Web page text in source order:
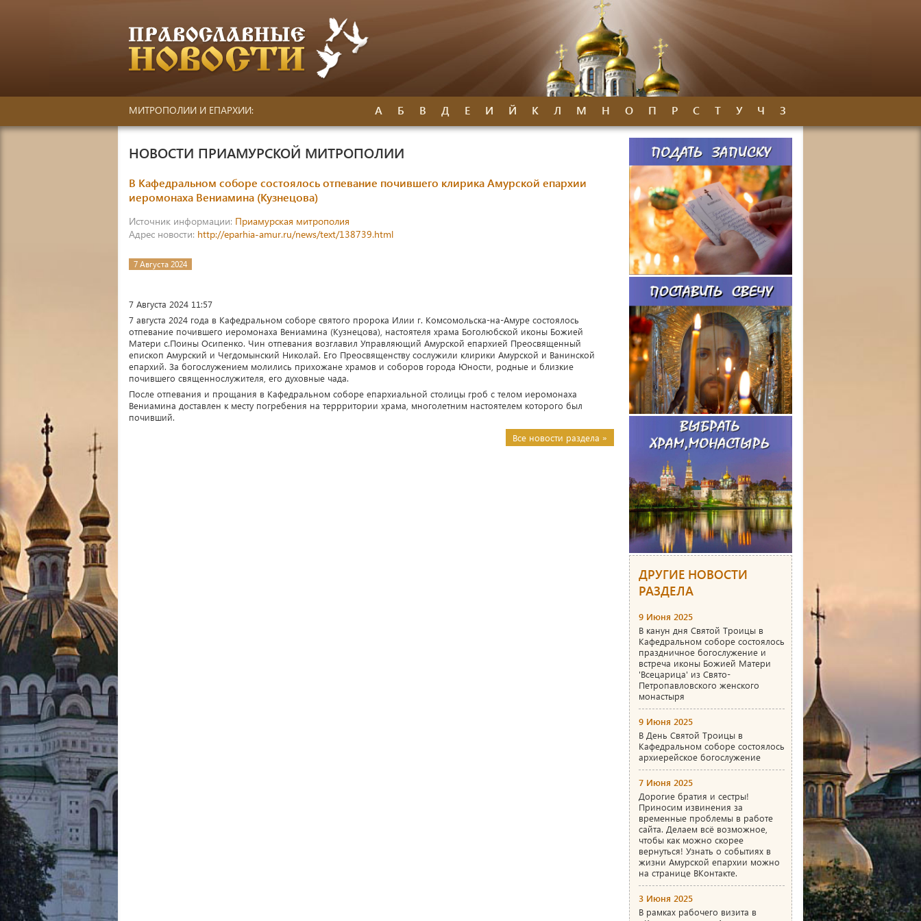
МИТРОПОЛИИ И ЕПАРХИИ: А Б В Д Е И Й К Л М Н О П Р С Т У Ч З
НОВОСТИ ПРИАМУРСКОЙ МИТРОПОЛИИ
В Кафедральном соборе состоялось отпевание почившего клирика Амурской епархии
иеромонаха Вениамина (Кузнецова)
Источник информации: Приамурская митрополия
Адрес новости: http://eparhia-amur.ru/news/text/138739.html
7 Августа 2024
7 Августа 2024 11:57
7 августа 2024 года в Кафедральном соборе святого пророка Илии г. Комсомольска-на-Амуре состоялось
отпевание почившего иеромонаха Вениамина (Кузнецова), настоятеля храма Боголюбской иконы Божией
Матери с.Поины Осипенко. Чин отпевания возглавил Управляющий Амурской епархией Преосвященный
епископ Амурский и Чегдомынский Николай. Его Преосвященству сослужили клирики Амурской и Ванинской
епархий. За богослужением молились прихожане храмов и соборов города Юности, родные и близкие
почившего священнослужителя, его духовные чада.
После отпевания и прощания в Кафедральном соборе епархиальной столицы гроб с телом иеромонаха
Вениамина доставлен к месту погребения на террритории храма, многолетним настоятелем которого был
почивший.
Все новости раздела »
ДРУГИЕ НОВОСТИ
РАЗДЕЛА
9 Июня 2025
В канун дня Святой Троицы в
Кафедральном соборе состоялось
праздничное богослужение и
встреча иконы Божией Матери
'Всецарица' из Свято-
Петропавловского женского
монастыря
9 Июня 2025
В День Святой Троицы в
Кафедральном соборе состоялось
архиерейское богослужение
7 Июня 2025
Дорогие братия и сестры!
Приносим извинения за
временные проблемы в работе
сайта. Делаем всё возможное,
чтобы как можно скорее
вернуться! Узнать о событиях в
жизни Амурской епархии можно
на странице ВКонтакте.
3 Июня 2025
В рамках рабочего визита в